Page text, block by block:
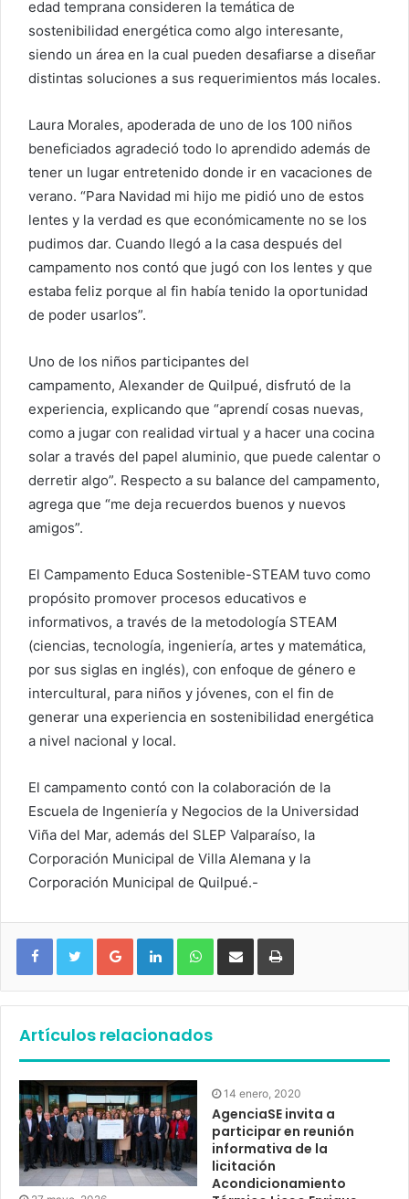
edad temprana consideren la temática de
sostenibilidad energética como algo interesante,
siendo un área en la cual pueden desafiarse a diseñar
distintas soluciones a sus requerimientos más locales.
Laura Morales, apoderada de uno de los 100 niños
beneficiados agradeció todo lo aprendido además de
tener un lugar entretenido donde ir en vacaciones de
verano. “Para Navidad mi hijo me pidió uno de estos
lentes y la verdad es que económicamente no se los
pudimos dar. Cuando llegó a la casa después del
campamento nos contó que jugó con los lentes y que
estaba feliz porque al fin había tenido la oportunidad
de poder usarlos”.
Uno de los niños participantes del
campamento, Alexander de Quilpué, disfrutó de la
experiencia, explicando que “aprendí cosas nuevas,
como a jugar con realidad virtual y a hacer una cocina
solar a través del papel aluminio, que puede calentar o
derretir algo”. Respecto a su balance del campamento,
agrega que “me deja recuerdos buenos y nuevos
amigos”.
El Campamento Educa Sostenible-STEAM tuvo como
propósito promover procesos educativos e
informativos, a través de la metodología STEAM
(ciencias, tecnología, ingeniería, artes y matemática,
por sus siglas en inglés), con enfoque de género e
intercultural, para niños y jóvenes, con el fin de
generar una experiencia en sostenibilidad energética
a nivel nacional y local.
El campamento contó con la colaboración de la
Escuela de Ingeniería y Negocios de la Universidad
Viña del Mar, además del SLEP Valparaíso, la
Corporación Municipal de Villa Alemana y la
Corporación Municipal de Quilpué.-
Google+ LinkedIn WhatsApp
Artículos relacionados
14 enero, 2020
AgenciaSE invita a
participar en reunión
informativa de la
licitación
Acondicionamiento